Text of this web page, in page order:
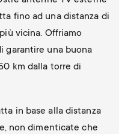
fino ad una distanza di
vicina. Offriamo
garantire una buona
km dalla torre di
in base alla distanza
non dimenticate che